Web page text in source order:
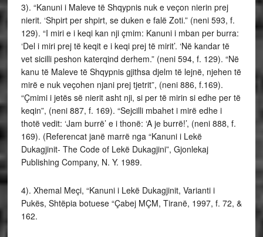
3). “Kanuni i Maleve të Shqypnis nuk e veçon nierin prej
nierit. ‘Shpirt per shpirt, se duken e falë Zoti.” (neni 593, f.
129). “I miri e i keqi kan nji çmim: Kanuni i mban per burra:
‘Del i miri prej të keqit e i keqi prej të mirit’. ‘Në kandar të
vet sicilli peshon katerqind derhem.” (neni 594, f. 129). “Në
kanu të Maleve të Shqypnis gjithsa djelm të lejnë, njehen të
mirë e nuk veçohen njani prej tjetrit”, (neni 886, f.169).
“Çmimi i jetës së nierit asht nji, si per të mirin si edhe per të
keqin”, (neni 887, f. 169). “Sejcilli mbahet i mirë edhe i
thotë vedit: ‘Jam burrë’ e i thonë: ‘A je burrë!’, (neni 888, f.
169). (Referencat janë marrë nga “Kanuni i Lekë
Dukagjinit- The Code of Lekë Dukagjini”, Gjonlekaj
Publishing Company, N. Y. 1989.
4). Xhemal Meçi, “Kanuni i Lekë Dukagjinit, Varianti i
Pukës, Shtëpia botuese “Çabej MÇM, Tiranë, 1997, f. 72, &
162.